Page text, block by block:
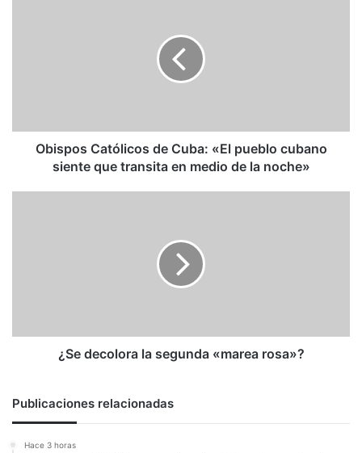
que
transitaObispos Católicos de Cuba: «El pueblo cubano
siente que transita en medio de la noche»
¿Se decolora la segunda «marea rosa»?
Publicaciones relacionadas
Hace 3 horas